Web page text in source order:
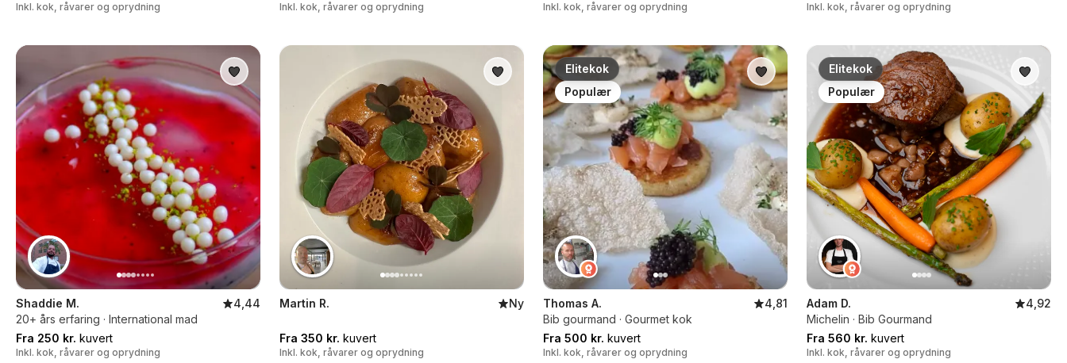
Inkl. kok, råvarer og oprydning Inkl. kok, råvarer og oprydning Inkl. kok, råvarer og oprydning Inkl. kok, råvarer og oprydning
Shaddie M.
4,44
20+ års erfaring · International mad
Fra 250 kr. kuvert
Inkl. kok, råvarer og oprydning
Martin R. Ny
Fra 350 kr. kuvert
Inkl. kok, råvarer og oprydning
Elitekok
Populær
Thomas A.
4,81
Bib gourmand · Gourmet kok
Fra 500 kr. kuvert
Inkl. kok, råvarer og oprydning
Elitekok
Populær
Adam D.
4,92
Michelin · Bib Gourmand
Fra 560 kr. kuvert
Inkl. kok, råvarer og oprydning